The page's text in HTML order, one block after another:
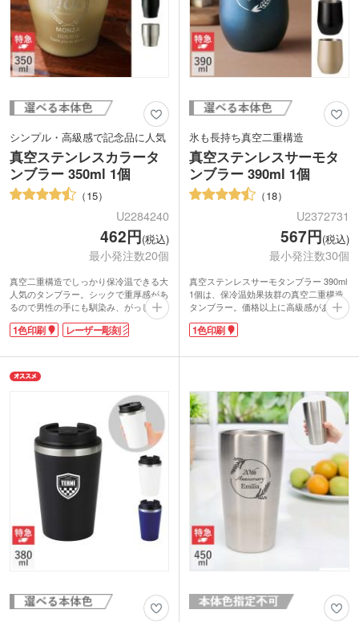
シンプル・高級感で記念品に人気
真空ステンレスカラータ
ンブラー 350ml 1個
15
U2284240
462円(税込)
最小発注数20個
真空二重構造でしっかり保冷温できる大
人気のタンブラー。シックで重厚感があ
るので男性の手にも馴染み、がっしりホ
ールドできる持ちやすい大きさです。幅
の広い口径で飲みやすく、大きな氷もす
感で幅広い層で使いやすいカラー4色展
開。
社名やロゴを入れて特別な記念品の作成
1色印刷 レーザー彫刻
氷も長持ち真空二重構造
真空ステンレスサーモタ
ンブラー 390ml 1個
18
U2372731
567円(税込)
最小発注数30個
真空ステンレスサーモタンブラー 390ml
1個は、保冷温効果抜群の真空二重構造
タンブラー。価格以上に高級感があり、
ご成約記念品などのノベルティに大人気
です。手に馴染む安定感ある丸みをおび
く、大きな氷もすんなり入ります。冷た
ャンパンゴールド・ネイビー・ブラッ
ク・モカブラウン4色からお選びいただ
けます。
1色印刷